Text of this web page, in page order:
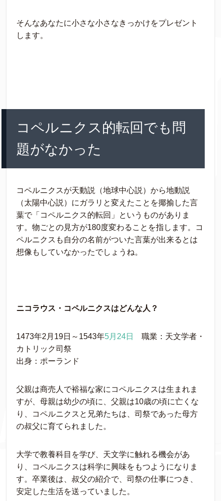
そんなあなたに小さな小さなきっかけをプレゼント
します。
コペルニクス的転回でも問
題がなかった
コペルニクスが天動説（地球中心説）から地動説
（太陽中心説）にガラリと変えたことを揶揄した言
葉で「コペルニクス的転回」というものがありま
す。物ごとの見方が180度変わることを指します。コ
ペルニクスも自分の名前がついた言葉が出来るとは
想像もしていなかったでしょうね。
ニコラウス・コペルニクスはどんな人？
1473年2月19日～1543年5月24日
職業：天文学者・
カトリック司祭
出身：ポーランド
父親は商売人で裕福な家にコペルニクスは生まれま
すが、母親は幼少の頃に、父親は10歳の頃に亡くな
り、コペルニクスと兄弟たちは、司祭であった母方
の叔父に育てられました。
大学で教養科目を学び、天文学に触れる機会があ
り、コペルニクスは科学に興味をもつようになりま
す。卒業後は、叔父の紹介で、司祭の仕事につき、
安定した生活を送っていました。